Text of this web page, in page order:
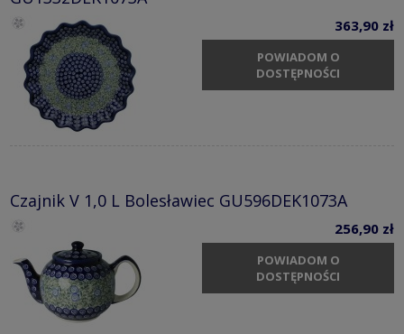
363,90 zł
POWIADOM O
DOSTĘPNOŚCI
Czajnik V 1,0 L Bolesławiec GU596DEK1073A
256,90 zł
POWIADOM O
DOSTĘPNOŚCI